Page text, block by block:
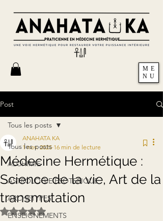
ME
NU
Post
Tous les posts
ALCHIMIE
ASTROLOGIE ESOTERIQUE
ARCHETYPES
ENSEIGNEMENTS
Tous les posts
Médecine Hermétique :
Science de la vie, Art de la
transmutation
ANAHATA KA
1 nov. 2025 16 min de lecture
Noté NaN étoiles sur 5.